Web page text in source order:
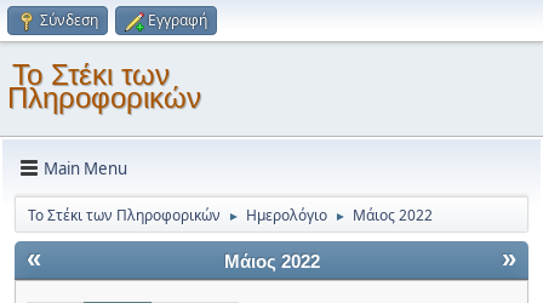
Σύνδεση Εγγραφή
Το Στέκι των
Πληροφορικών
Main Menu
Το Στέκι των Πληροφορικών ► Ημερολόγιο ► Μάιος 2022
« »
Μάιος 2022